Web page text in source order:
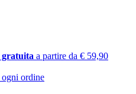
gratuita a partire da € 59,90
ordine